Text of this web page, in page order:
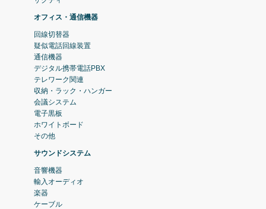
オフィス・通信機器
回線切替器
疑似電話回線装置
通信機器
デジタル携帯電話PBX
テレワーク関連
収納・ラック・ハンガー
会議システム
電子黒板
ホワイトボード
その他
サウンドシステム
音響機器
輸入オーディオ
楽器
ケーブル